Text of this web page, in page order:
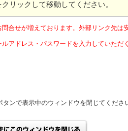
リックして移動してください。
合せが増えております。外部リンク先は
アドレス・パスワードを入力していただ
ンで表示中のウィンドウを閉じてくださ